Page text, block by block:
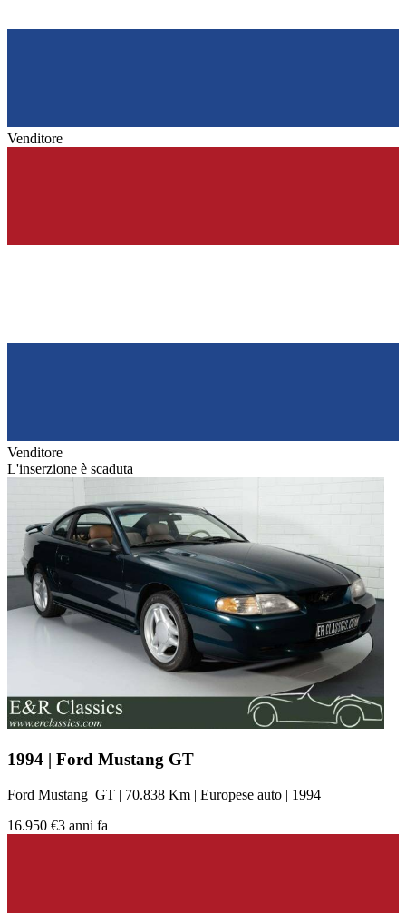
Venditore
Venditore
L'inserzione è scaduta
1994 | Ford Mustang GT
Ford Mustang GT | 70.838 Km | Europese auto | 1994
16.950 €3 anni fa